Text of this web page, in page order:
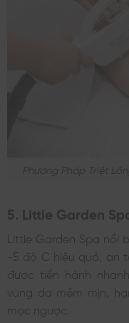
Phương Pháp Triệt
5. Little Garden
Little Garden Spa nổi
-5 độ C hiệu quả, an
được tiến hành
vùng da mềm mịn,
mọc ngược.